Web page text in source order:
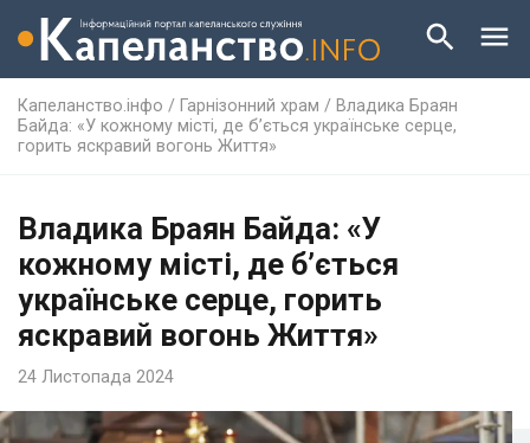
Капеланство.інфо / Гарнізонний храм / Владика Браян
Байда: «У кожному місті, де б’ється українське серце,
горить яскравий вогонь Життя»
Владика Браян Байда: «У
кожному місті, де б’ється
українське серце, горить
яскравий вогонь Життя»
24 Листопада 2024